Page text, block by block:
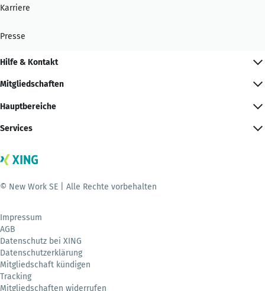
Karriere
Presse
Hilfe & Kontakt
Mitgliedschaften
Hauptbereiche
Services
© New Work SE | Alle Rechte vorbehalten
Impressum
AGB
Datenschutz bei XING
Datenschutzerklärung
Mitgliedschaft kündigen
Tracking
Mitgliedschaften widerrufen